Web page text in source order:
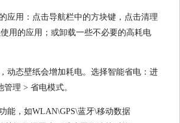
应用：点击导航栏中的方块键，点击清理
用的应用；或卸载一些不必要的高耗电
动态壁纸会增加耗电。选择智能省电：进
理 > 省电模式。
能，如WLAN\GPS\蓝牙\移动数据